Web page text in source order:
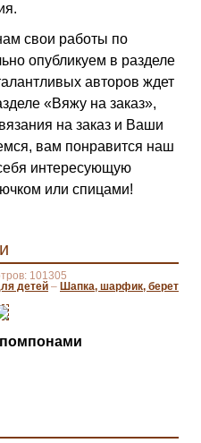
свои работы по
опубликуем в разделе
авторов ждет
«Вяжу на заказ»,
на заказ и Ваши
вам понравится наш
интересующую
или спицами!
101305
детей – Шапка, шарфик, берет